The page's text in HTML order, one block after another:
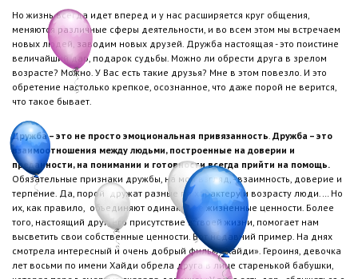
Но жизнь всегда идет вперед и у нас расширяется круг общения,
меняются различные сферы деятельности, и во всем этом мы встречаем
новых людей, заводим новых друзей. Дружба настоящая - это поистине
величайший дар, подарок судьбы. Можно ли обрести друга в зрелом
возрасте? Можно. У Вас есть такие друзья? Мне в этом повезло. И это
обретение настолько крепкое, осознанное, что даже порой не верится,
что такое бывает.
Дружба – это не просто эмоциональная привязанность Дружба – это
взаимоотношения между людьми, построенные на доверии и
преданности, на понимании и готовности всегда прийти на помощь.
Обязательные признаки дружбы, на мой взгляд, - взаимность, доверие и
терпение. Да, порой дружат разные по характеру и возрасту люди.… Но
их, как правило, объединяют одинаковые жизненные ценности. Более
того, настоящий друг, его присутствие в твоей жизни, помогает нам
высветить свои собственные ценности. Вот недавний пример. На днях
смотрела интересный и очень добрый фильм «Хайди». Героиня, девочка
лет восьми по имени Хайди обрела друга в лице старенькой бабушки,